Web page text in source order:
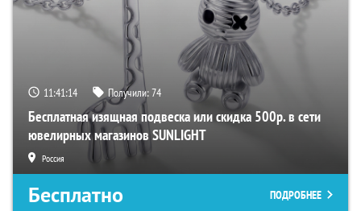
11:41:12 Получили:74
Бесплатная изящная подвеска или скидка 500р. в сети
ювелирных магазинов SUNLIGHT
Россия
Бесплатно ПОДРОБНЕЕ